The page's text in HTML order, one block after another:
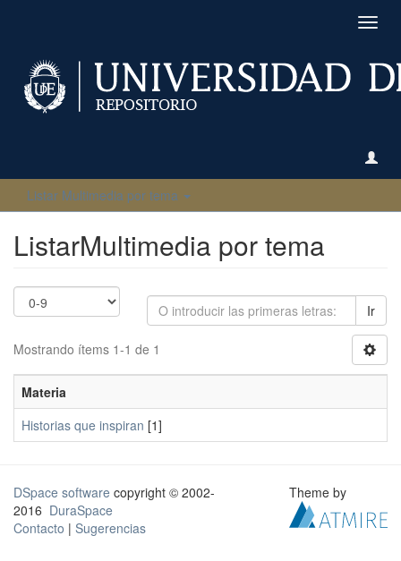
Listar Multimedia por tema
ListarMultimedia por tema
Ir
Mostrando ítems 1-1 de 1
Materia
Historias que inspiran [1]
DSpace software copyright © 2002-
2016 DuraSpace
Contacto | Sugerencias
Theme by